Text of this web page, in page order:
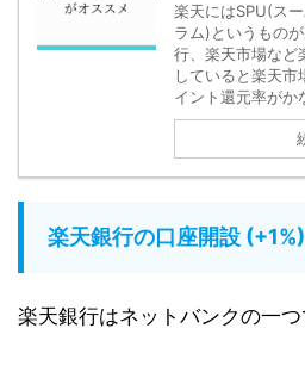
楽天にはSPU(ス
ラム)というもの
行、楽天市場など
していると楽天市
イント還元率がか
楽天銀行の口座開設 (+1%)
楽天銀行はネットバンクの一つ